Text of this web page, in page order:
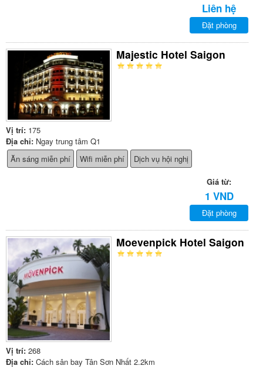
Liên hệ
Đặt phòng
Majestic Hotel Saigon
Vị trí: 175
Địa chỉ: Ngay trung tâm Q1
Ăn sáng miễn phí
Wifi miễn phí Dịch vụ hội nghị
Giá từ:
1 VND
Đặt phòng
Moevenpick Hotel Saigon
Vị trí: 268
Địa chỉ: Cách sân bay Tân Sơn Nhất 2.2km